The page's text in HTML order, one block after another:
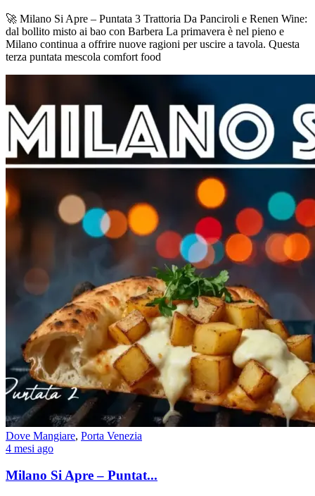
🚀 Milano Si Apre – Puntata 3 Trattoria Da Panciroli e Renen Wine:
dal bollito misto ai bao con Barbera La primavera è nel pieno e
Milano continua a offrire nuove ragioni per uscire a tavola. Questa
terza puntata mescola comfort food
Dove Mangiare, Porta Venezia
4 mesi ago
Milano Si Apre – Puntat...